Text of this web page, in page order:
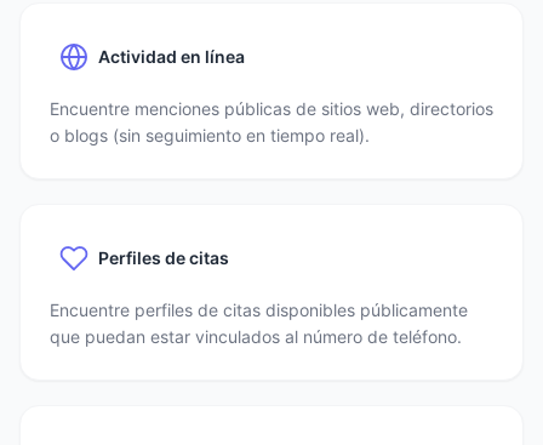
Actividad en línea
Encuentre menciones públicas de sitios web, directorios
o blogs (sin seguimiento en tiempo real).
Perfiles de citas
Encuentre perfiles de citas disponibles públicamente
que puedan estar vinculados al número de teléfono.